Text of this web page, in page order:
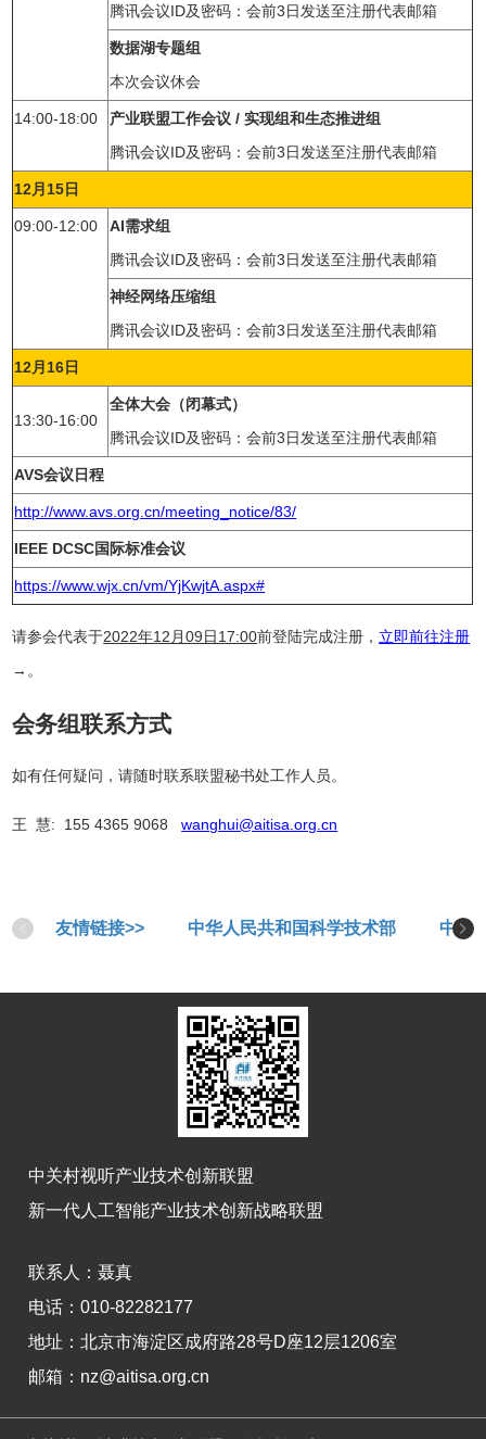
腾讯会议ID及密码：会前3日发送至注册代表邮箱
数据湖专题组
本次会议休会
14:00-18:00
产业联盟工作会议 / 实现组和生态推进组
腾讯会议ID及密码：会前3日发送至注册代表邮箱
12月15日
09:00-12:00
AI需求组
腾讯会议ID及密码：会前3日发送至注册代表邮箱
神经网络压缩组
腾讯会议ID及密码：会前3日发送至注册代表邮箱
12月16日
13:30-16:00
全体大会（闭幕式）
腾讯会议ID及密码：会前3日发送至注册代表邮箱
AVS会议日程
http://www.avs.org.cn/meeting_notice/83/
IEEE DCSC国际标准会议
https://www.wjx.cn/vm/YjKwjtA.aspx#
请参会代表于2022年12月09日17:00前登陆完成注册， 立即前往注册
→。
会务组联系方式
如有任何疑问，请随时联系联盟秘书处工作人员。
王 慧: 155 4365 9068wanghui@aitisa.org.cn
友情链接>> 中华人民共和国科学技术部 中华
中关村视听产业技术创新联盟
新一代人工智能产业技术创新战略联盟
联系人：聂真
电话：010-82282177
地址：北京市海淀区成府路28号D座12层1206室
邮箱：nz@aitisa.org.cn